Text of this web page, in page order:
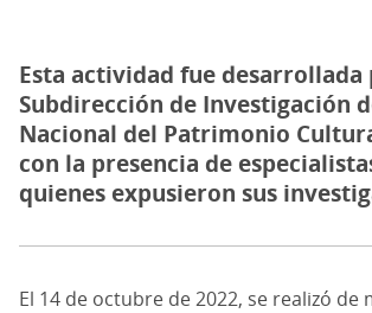
Esta actividad fue desarrollada
Subdirección de Investigación
Nacional del Patrimonio
con la presencia de
quienes expusieron sus
El 14 de octubre de 2022, se realizó de